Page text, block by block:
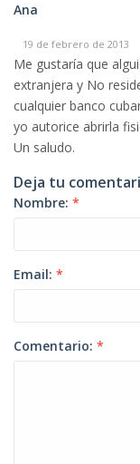
Ana
19 de febrero de 2013
Me gustaría que
extranjera y No
cualquier banco
yo autorice abrirla
Un saludo.
Deja tu
Nombre: *
Email: *
Comentario: *